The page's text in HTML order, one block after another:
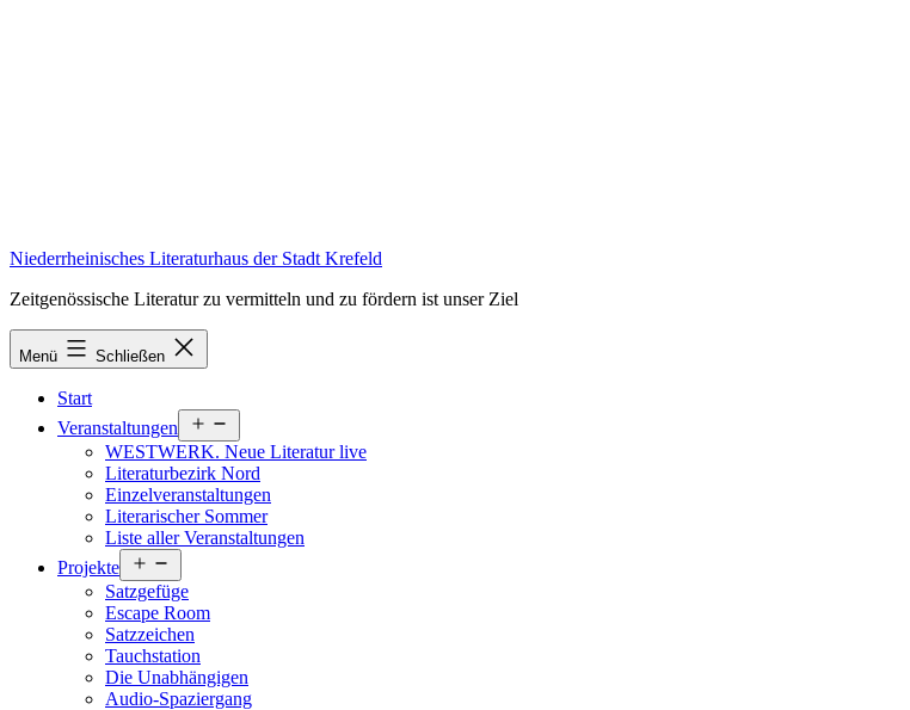
Niederrheinisches Literaturhaus der Stadt Krefeld
Zeitgenössische Literatur zu vermitteln und zu fördern ist unser Ziel
Menü Schließen
Start
Veranstaltungen
öffnen
WESTWERK. Neue Literatur live
Literaturbezirk Nord
Einzelveranstaltungen
Literarischer Sommer
Liste aller Veranstaltungen
Projekte
öffnen
Satzgefüge
Escape Room
Satzzeichen
Tauchstation
Die Unabhängigen
Audio-Spaziergang